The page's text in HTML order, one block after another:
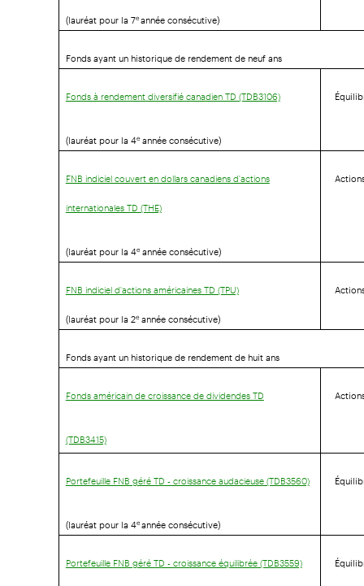
(lauréat pour la 7eannée consécutive)
Fonds ayant un historique de rendement de neuf ans
Fonds à rendement diversifié canadien TD (TDB3106)
(lauréat pour la 4eannée consécutive)
FNB indiciel couvert en dollars canadiens d'actions
internationales TD (THE)
(lauréat pour la 4eannée consécutive)
FNB indiciel d'actions américaines TD (TPU)
(lauréat pour la 2eannée consécutive)
Fonds ayant un historique de rendement de huit ans
Fonds américain de croissance de dividendes TD
(TDB3415)
Portefeuille FNB géré TD - croissance audacieuse (TDB3560)
(lauréat pour la 4eannée consécutive)
Portefeuille FNB géré TD - croissance équilibrée (TDB3559)